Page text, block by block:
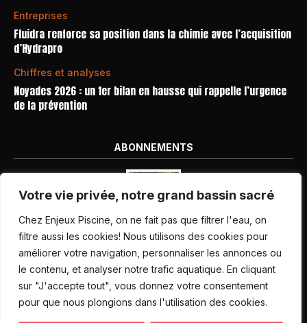
Votre vie privée, notre grand bassin sacré
Chez Enjeux Piscine, on ne fait pas que filtrer l'eau, on
filtre aussi les cookies! Nous utilisons des cookies pour
améliorer votre navigation, personnaliser les annonces ou
le contenu, et analyser notre trafic aquatique. En cliquant
sur "J'accepte tout", vous donnez votre consentement
pour que nous plongions dans l'utilisation des cookies.
Entreprises
Fluidra renforce sa position dans la chimie avec l’acquisition
d’Hydrapro
Chiffres et analyses
Noyades 2026 : un 1er bilan en hausse qui rappelle l’urgence
de la prévention
ABONNEMENTS
Nos dernières parutions
Abonnement magazine
Inscription newsletter